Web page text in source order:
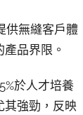
供無縫客戶體
品界限。
於人才培養
其強勁，反映